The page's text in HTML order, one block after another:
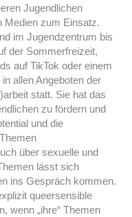
Jugendlichen
Medien zum Einsatz.
im Jugendzentrum bis
der Sommerfreizeit,
auf TikTok oder einem
allen Angeboten der
statt. Sie hat das
zu fördern und
und die
über sexuelle und
lässt sich
ins Gespräch kommen.
queersensible
wenn „ihre“ Themen